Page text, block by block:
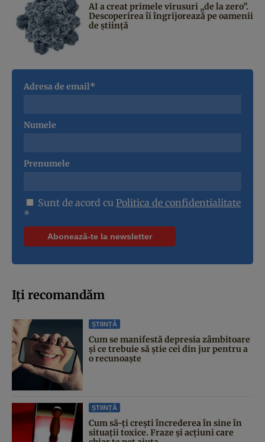
AI a creat primele virusuri „de la zero”.
Descoperirea îi îngrijorează pe oamenii
de știință
Adresa de email*
Numele
Prenumele
Sunt de acord cu Politica de confidentialitate
*
Iți recomandăm
ȘTIINȚĂ
Cum se manifestă depresia zâmbitoare
și ce trebuie să știe cei din jur pentru a
o recunoaște
ȘTIINȚĂ
Cum să-ți crești încrederea în sine în
situații toxice. Fraze și acțiuni care